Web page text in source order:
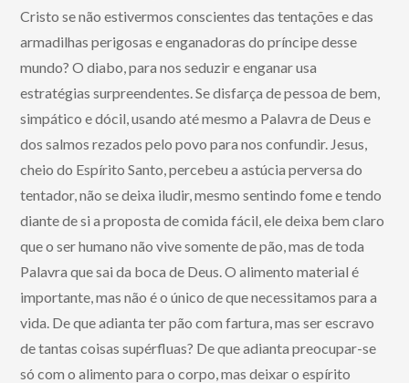
Cristo se não estivermos conscientes das tentações e das
armadilhas perigosas e enganadoras do príncipe desse
mundo? O diabo, para nos seduzir e enganar usa
estratégias surpreendentes. Se disfarça de pessoa de bem,
simpático e dócil, usando até mesmo a Palavra de Deus e
dos salmos rezados pelo povo para nos confundir. Jesus,
cheio do Espírito Santo, percebeu a astúcia perversa do
tentador, não se deixa iludir, mesmo sentindo fome e tendo
diante de si a proposta de comida fácil, ele deixa bem claro
que o ser humano não vive somente de pão, mas de toda
Palavra que sai da boca de Deus. O alimento material é
importante, mas não é o único de que necessitamos para a
vida. De que adianta ter pão com fartura, mas ser escravo
de tantas coisas supérfluas? De que adianta preocupar-se
só com o alimento para o corpo, mas deixar o espírito